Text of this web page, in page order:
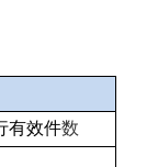
有效件数